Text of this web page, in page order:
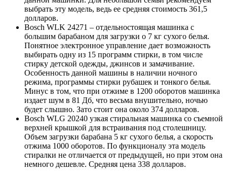
выбрать эту модель, ведь ее средняя стоимость 361,5
долларов.
Bosch WLK 24271 – отдельностоящая машинка с
большим барабаном для загрузки о 7 кг сухого белья.
Понятное электронное управление дает возможность
выбирать одну из 15 программ стирки, в том числе
стирку детской одежды, джинсов и замачивание.
Особенность данной машины в наличии ночного
режима, программы стирки рубашек и тонкого белья.
Минус в том, что при отжиме в 1200 оборотов машинка
издает шум в 81 Дб, что весьма внушительно, ночью
будет слышно. Зато стоит она около 374 долларов.
Bosch WLG 20240 узкая стиральная машинка со съемной
верхней крышкой для встраивания под столешницу.
Объем загрузки барабана 5 кг сухого белья, а скорость
отжима 1000 оборотов. По функционалу эта модель
стиралки не отличается от предыдущей, но при этом она
немного дешевле. Средняя цена 338 долларов.